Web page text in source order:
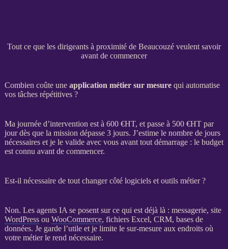
Tout ce que les dirigeants à proximité de Beaucouzé veulent savoir
avant de commencer
Combien coûte une application métier sur mesurequi automatise
vos tâches répétitives ?
Ma journée d’intervention est à 600 €HT, et passe à 500 €HTpar
jour dès que la mission dépasse 3 jours. J’estime le nombre de jours
nécessaires et je le valide avec vous avant tout démarrage : le budget
est connu avant de commencer.
Est-il nécessaire de tout changer côté logiciels et outils métier ?
Non. Les agents IA se posent sur ce qui est déjà là : messagerie, site
WordPressou WooCommerce, fichiers Excel, CRM, bases de
données. Je garde l’utile et je limite le sur-mesure aux endroits où
votre métier le rend nécessaire.